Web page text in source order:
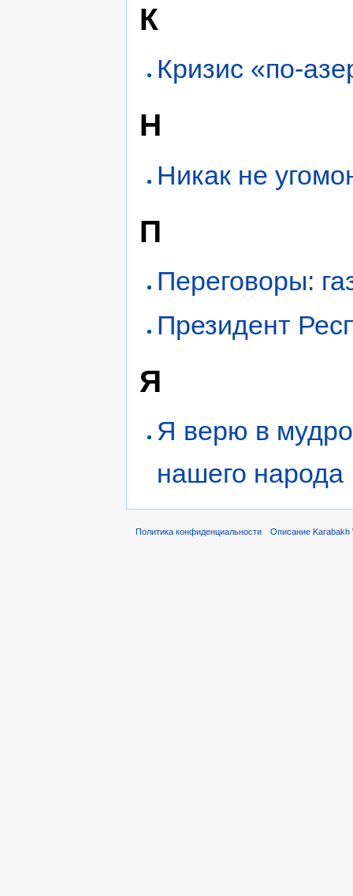
К
Кризис «по-
Н
Никак не
П
Переговоры:
Президент
Я
Я верю в
нашего народа
Политика конфиденциальности Описание Karabakh